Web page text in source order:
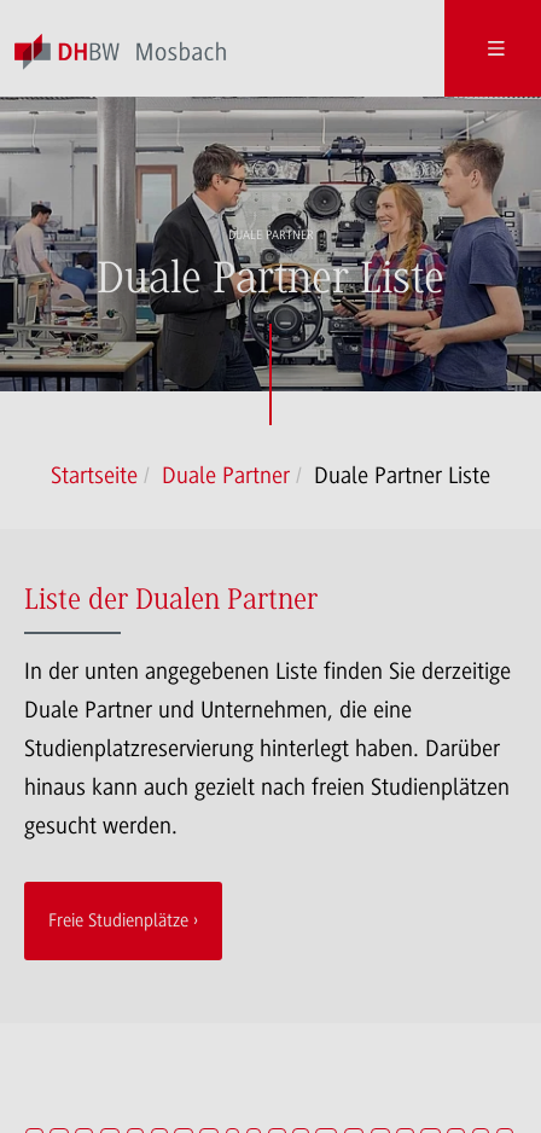
DUALE PARTNER
Duale Partner Liste
Startseite Duale Partner Duale Partner Liste
Liste der Dualen Partner
In der unten angegebenen Liste finden Sie derzeitige
Duale Partner und Unternehmen, die eine
Studienplatzreservierung hinterlegt haben. Darüber
hinaus kann auch gezielt nach freien Studienplätzen
gesucht werden.
Freie Studienplätze